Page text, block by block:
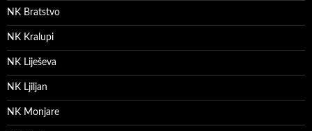
NK Bratstvo
NK Kralupi
NK Liješeva
NK Ljiljan
NK Monjare